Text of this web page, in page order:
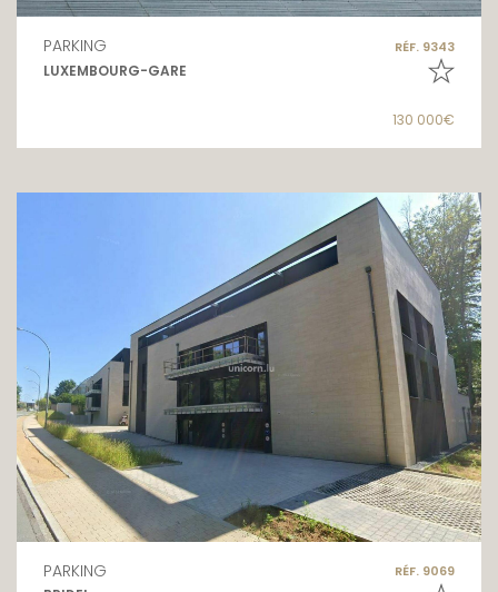
PARKING RÉF. 9343
LUXEMBOURG-GARE
130 000€
PARKING RÉF. 9069